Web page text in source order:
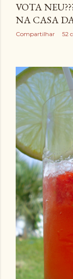
VOTA
NA CASA
Compartilhar 52